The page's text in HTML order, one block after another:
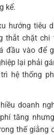
kể.
hướng tiêu
thắt chặt chi
đầu vào để
lại phải
hệ thống
doanh
tăng
thế giằng